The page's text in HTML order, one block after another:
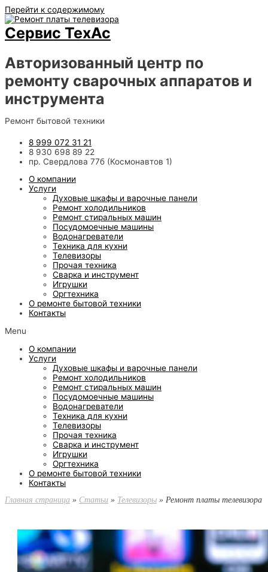
Перейти к содержимому
Сервис ТехАс
Авторизованный центр по
ремонту сварочных аппаратов и
инструмента
Ремонт бытовой техники
8 999 072 31 21
8 930 698 89 22
пр. Свердлова 77б (Космонавтов 1)
О компании
Услуги
Духовые шкафы и варочные панели
Ремонт холодильников
Ремонт стиральных машин
Посудомоечные машины
Водонагреватели
Техника для кухни
Телевизоры
Прочая техника
Сварка и инструмент
Игрушки
Оргтехника
О ремонте бытовой техники
Контакты
Menu
О компании
Услуги
Духовые шкафы и варочные панели
Ремонт холодильников
Ремонт стиральных машин
Посудомоечные машины
Водонагреватели
Техника для кухни
Телевизоры
Прочая техника
Сварка и инструмент
Игрушки
Оргтехника
О ремонте бытовой техники
Контакты
Главная страница » Статьи » Телевизоры » Ремонт платы телевизора